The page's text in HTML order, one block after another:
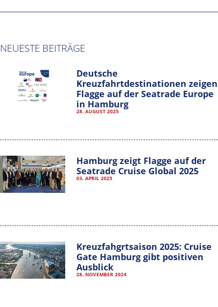
NEUESTE BEITRÄGE
Deutsche
Kreuzfahrtdestinationen zeigen
Flagge auf der Seatrade Europe
in Hamburg
28. AUGUST 2025
Hamburg zeigt Flagge auf der
Seatrade Cruise Global 2025
03. APRIL 2025
Kreuzfahgrtsaison 2025: Cruise
Gate Hamburg gibt positiven
Ausblick
28. NOVEMBER 2024